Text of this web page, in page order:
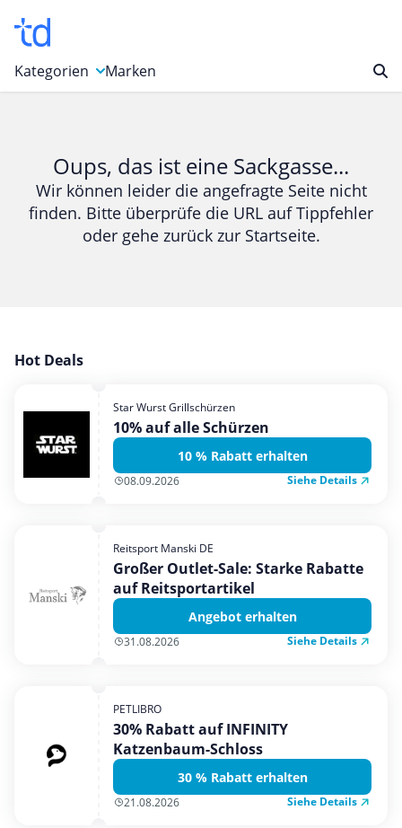
Kategorien
Bücher & Magazine
Computer & Elektronik
Entertainment & Media
Garten, Haushalt & Tiere
Mobilfunk & Internet
Mode & Accessoires
Shopping
Urlaub & Reise
Marken
Oups, das ist eine Sackgasse...
Wir können leider die angefragte Seite nicht
finden. Bitte überprüfe die URL auf Tippfehler
oder gehe zurück zur Startseite.
Hot Deals
Star Wurst Grillschürzen
10% auf alle Schürzen
10 % Rabatt erhalten
08.09.2026 Siehe Details
Reitsport Manski DE
Großer Outlet-Sale: Starke Rabatte
auf Reitsportartikel
Angebot erhalten
31.08.2026 Siehe Details
PETLIBRO
30% Rabatt auf INFINITY
Katzenbaum-Schloss
30 % Rabatt erhalten
21.08.2026 Siehe Details